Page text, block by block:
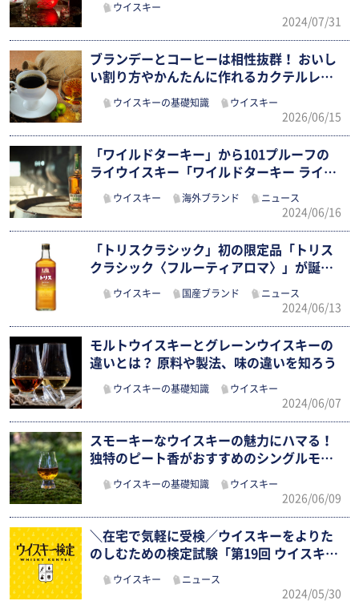
ウイスキー
2024/07/31
ブランデーとコーヒーは相性抜群！ おいし
い割り方やかんたんに作れるカクテルレ
ウイスキーの基礎知識 ウイスキー
2026/06/15
「ワイルドターキー」から101プルーフの
ライウイスキー「ワイルドターキー ライ…
ウイスキー 海外ブランド ニュース
2024/06/16
「トリスクラシック」初の限定品「トリス
クラシック〈フルーティアロマ〉」が誕
ウイスキー 国産ブランド ニュース
2024/06/13
モルトウイスキーとグレーンウイスキーの
違いとは？ 原料や製法、味の違いを知ろう
ウイスキーの基礎知識 ウイスキー
2024/06/07
スモーキーなウイスキーの魅力にハマる！
独特のピート香がおすすめのシングルモ
ウイスキーの基礎知識 ウイスキー
2026/06/09
＼在宅で気軽に受検／ウイスキーをよりた
のしむための検定試験「第19回 ウイスキ…
ウイスキー ニュース
2024/05/30